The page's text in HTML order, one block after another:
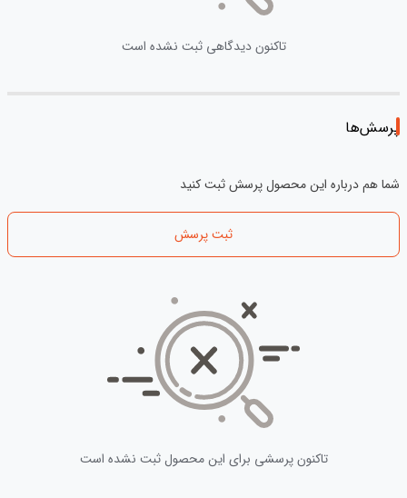
تاکنون دیدگاهی ثبت نشده است
پرسش‌ها
شما هم درباره این محصول پرسش ثبت کنید
ثبت پرسش
تاکنون پرسشی برای این محصول ثبت نشده است